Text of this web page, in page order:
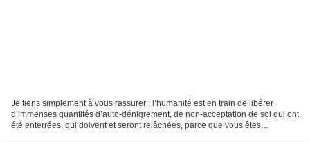
Je tiens simplement à vous rassurer ; l’humanité est en train de libérer
d’immenses quantités d’auto-dénigrement, de non-acceptation de soi qui ont
été enterrées, qui doivent et seront relâchées, parce que vous êtes